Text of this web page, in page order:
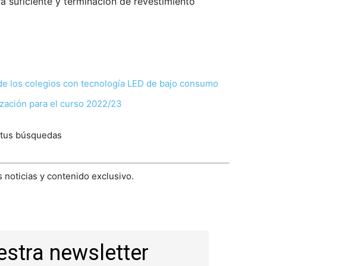
los colegios con tecnología LED de bajo consumo
para el curso 2022/23
búsquedas
noticias y contenido exclusivo.
newsletter